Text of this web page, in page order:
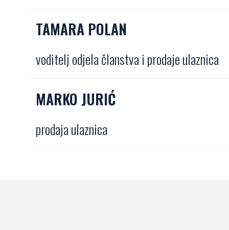
TAMARA POLAN
voditelj odjela članstva i prodaje ulaznica
MARKO JURIĆ
prodaja ulaznica